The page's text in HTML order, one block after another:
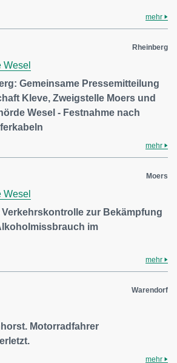
mehr
Rheinberg
Gemeinsame Pressemitteilung
Kleve, Zweigstelle Moers und
Wesel - Festnahme nach
mehr
Moers
Verkehrskontrolle zur Bekämpfung
im
mehr
Warendorf
Motorradfahrer
mehr